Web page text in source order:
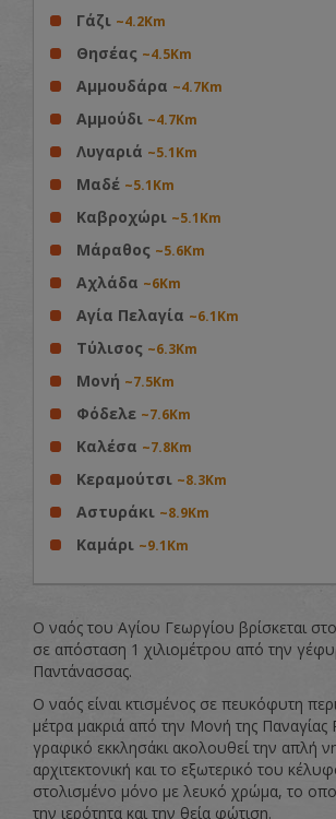
Γάζι ~4.2Km
Θησέας ~4.5Km
Αμμουδάρα ~4.7Km
Αμμούδι ~4.7Km
Λυγαριά ~5.1Km
Μαδέ ~5.1Km
Καβροχώρι ~5.1Km
Μάραθος ~5.6Km
Αχλάδα ~6Km
Αγία Πελαγία ~6.1Km
Τύλισος ~6.3Km
Μονή ~7.5Km
Φόδελε ~7.6Km
Καλέσα ~7.8Km
Κεραμούτσι ~8.3Km
Αστυράκι ~8.9Km
Καμάρι ~9.1Km
Ο ναός του Αγίου Γεωργίου βρίσκεται
σε απόσταση 1 χιλιομέτρου από την
Παντάνασσας.
Ο ναός είναι κτισμένος σε πευκόφυτη
μέτρα μακριά από την Μονή της Παναγίας
γραφικό εκκλησάκι ακολουθεί την απλή
αρχιτεκτονική και το εξωτερικό του
στολισμένο μόνο με λευκό χρώμα, το
την ιερότητα και την θεία φώτιση.